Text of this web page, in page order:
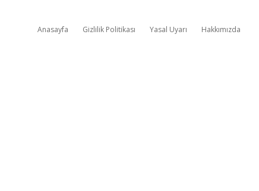
Anasayfa Gizlilik Politikası Yasal Uyarı Hakkımızda